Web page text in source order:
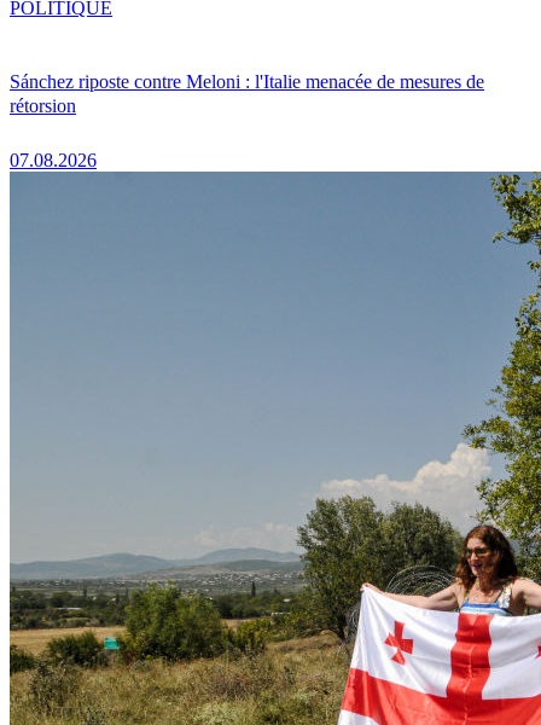
Sánchez riposte contre Meloni : l'Italie menacée de mesures de
rétorsion
07.08.2026
POLITIQUE